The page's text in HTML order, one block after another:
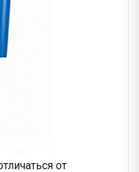
от